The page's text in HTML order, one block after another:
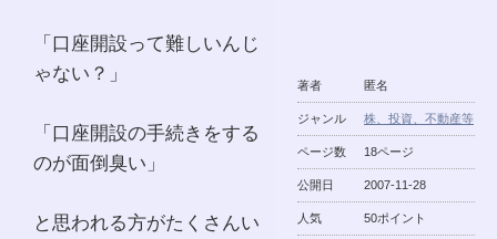
著者 匿名
ジャンル 株、投資、不動産等
ページ数 18ページ
公開日 2007-11-28
人気 50ポイント
「口座開設って難しいんじ
ゃない？」
「口座開設の手続きをする
のが面倒臭い」
と思われる方がたくさんい